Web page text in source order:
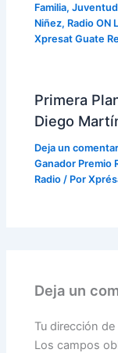
Familia,Juventud
Niñez, Radio ON
Xpresat Guate
Primera
Diego
Deja un
Ganador Premio
Radio / Por
Deja un
Tu dirección
Los campos